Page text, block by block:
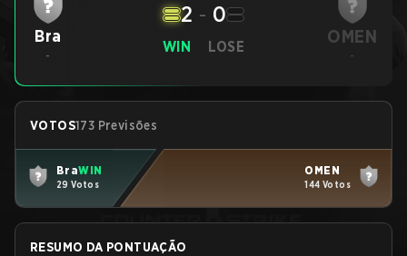
Bra
-
WIN
2 - 0
LOSE OMEN
-
VOTOS173 Previsões
BraWIN
29 Votos
OMEN
144 Votos
RESUMO DA PONTUAÇÃO